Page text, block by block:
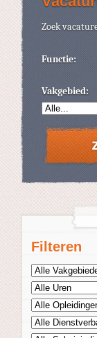
Filteren
Zoek
Functie:
Vakgebied: